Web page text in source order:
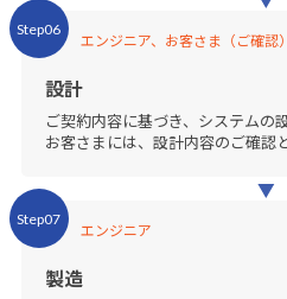
Step06
エンジニア、お客さま（ご確認）
設計
ご契約内容に基づき、システムの
お客さまには、設計内容のご確認
Step07
エンジニア
製造